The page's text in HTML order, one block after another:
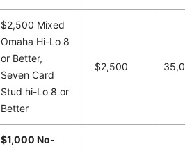
$2,500 Mixed
Omaha Hi-Lo 8
or Better,
Seven Card
Stud hi-Lo 8 or
Better
$2,500
$1,000 No-